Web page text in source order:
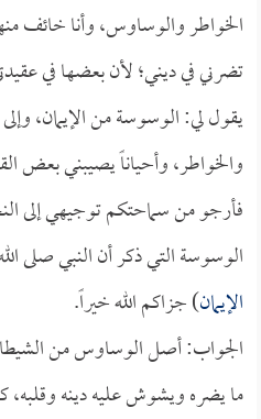
الخواطر والوساوس، وأنا خائف
تضرني في ديني؛ لأن بعضها في
يقول لي: الوسوسة من الإيمان،
والخواطر، وأحياناً يصيبني بعض
فأرجو من سماحتكم توجيهي إلى
الوسوسة التي ذكر أن النبي صلى
الإيمان) جزاكم الله خيراً.
الجواب: أصل الوساوس من
ما يضره ويشوش عليه دينه وقلبه،